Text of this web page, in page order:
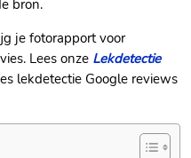
bron.​
je fotorapport voor
Lees onze Lekdetectie
lekdetectie Google reviews